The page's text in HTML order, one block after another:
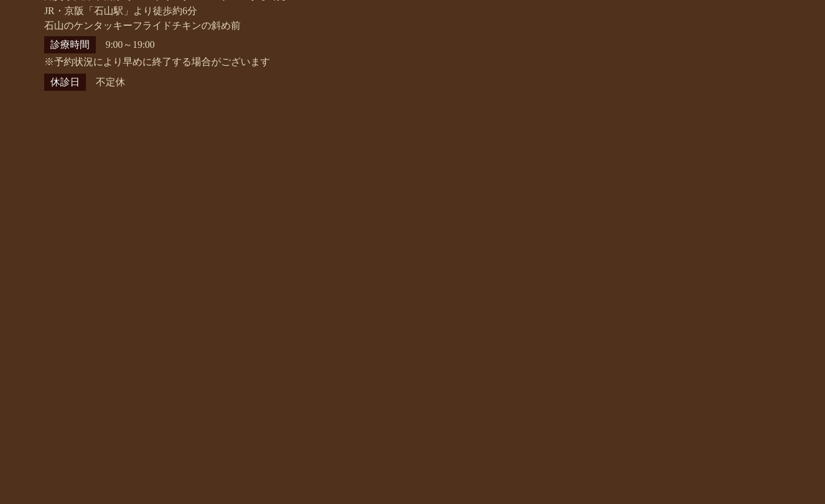
JR・京阪「石山駅」より徒歩約6分
石山のケンタッキーフライドチキンの斜め前
診療時間
9:00～19:00
※予約状況により早めに終了する場合がございます
休診日
不定休